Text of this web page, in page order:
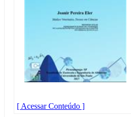
[ Acessar Conteúdo ]